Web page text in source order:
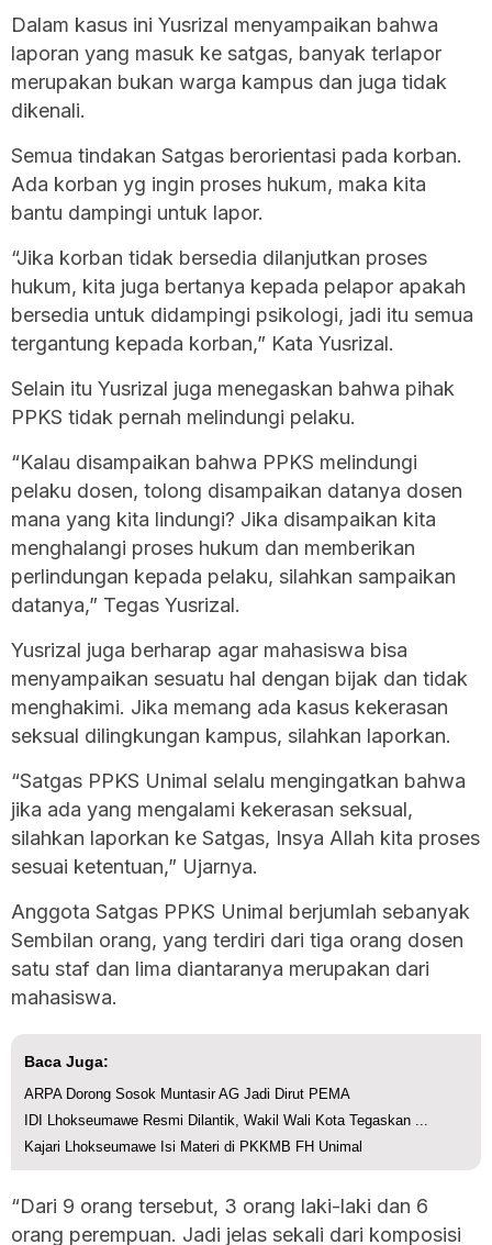
Dalam kasus ini Yusrizal menyampaikan bahwa
laporan yang masuk ke satgas, banyak terlapor
merupakan bukan warga kampus dan juga tidak
dikenali.
Semua tindakan Satgas berorientasi pada korban.
Ada korban yg ingin proses hukum, maka kita
bantu dampingi untuk lapor.
“Jika korban tidak bersedia dilanjutkan proses
hukum, kita juga bertanya kepada pelapor apakah
bersedia untuk didampingi psikologi, jadi itu semua
tergantung kepada korban,” Kata Yusrizal.
Selain itu Yusrizal juga menegaskan bahwa pihak
PPKS tidak pernah melindungi pelaku.
“Kalau disampaikan bahwa PPKS melindungi
pelaku dosen, tolong disampaikan datanya dosen
mana yang kita lindungi? Jika disampaikan kita
menghalangi proses hukum dan memberikan
perlindungan kepada pelaku, silahkan sampaikan
datanya,” Tegas Yusrizal.
Yusrizal juga berharap agar mahasiswa bisa
menyampaikan sesuatu hal dengan bijak dan tidak
menghakimi. Jika memang ada kasus kekerasan
seksual dilingkungan kampus, silahkan laporkan.
“Satgas PPKS Unimal selalu mengingatkan bahwa
jika ada yang mengalami kekerasan seksual,
silahkan laporkan ke Satgas, Insya Allah kita proses
sesuai ketentuan,” Ujarnya.
Anggota Satgas PPKS Unimal berjumlah sebanyak
Sembilan orang, yang terdiri dari tiga orang dosen
satu staf dan lima diantaranya merupakan dari
mahasiswa.
Baca Juga:
ARPA Dorong Sosok Muntasir AG Jadi Dirut PEMA
IDI Lhokseumawe Resmi Dilantik, Wakil Wali Kota Tegaskan ...
Kajari Lhokseumawe Isi Materi di PKKMB FH Unimal
“Dari 9 orang tersebut, 3 orang laki-laki dan 6
orang perempuan. Jadi jelas sekali dari komposisi